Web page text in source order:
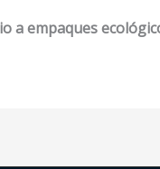
a empaques